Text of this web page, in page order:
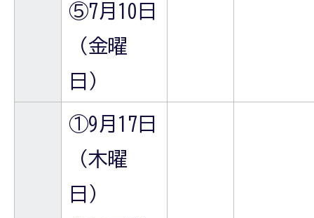
⑤7月10日
（金曜
日）
①9月17日
（木曜
日）